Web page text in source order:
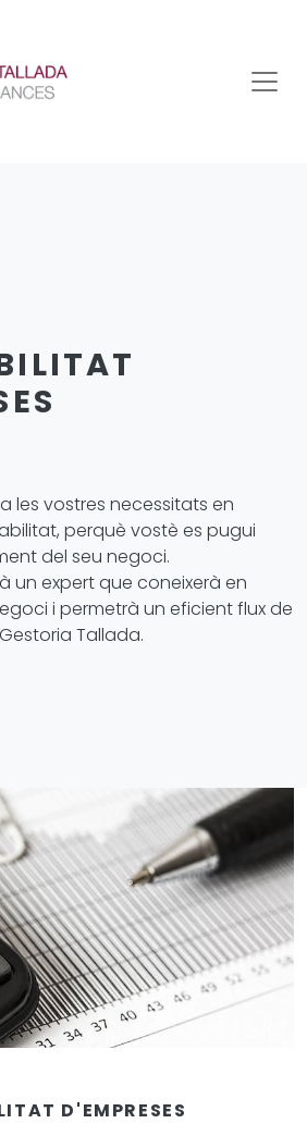
les vostres necessitats en
perquè vostè es pugui
del seu negoci.
un expert que coneixerà en
i permetrà un eficient flux de
Tallada.
D'EMPRESES